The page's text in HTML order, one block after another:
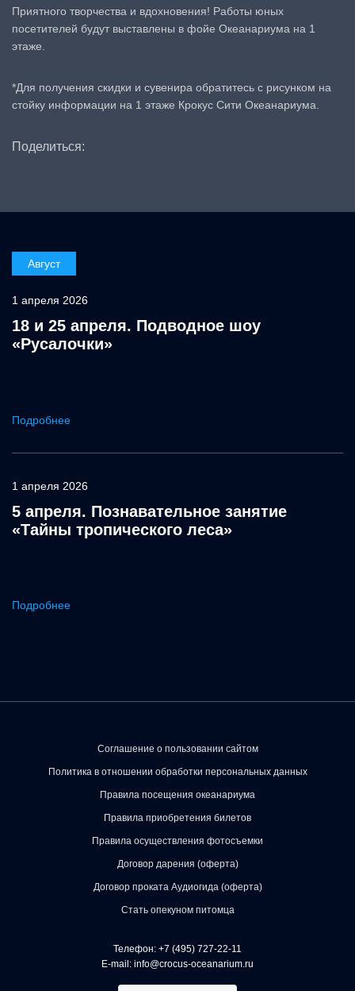
Приятного творчества и вдохновения! Работы юных
посетителей будут выставлены в фойе Океанариума на 1
этаже.
*Для получения скидки и сувенира обратитесь с рисунком на
стойку информации на 1 этаже Крокус Сити Океанариума.
Поделиться:
Август
1 апреля 2026
18 и 25 апреля. Подводное шоу
«Русалочки»
Подробнее
1 апреля 2026
5 апреля. Познавательное занятие
«Тайны тропического леса»
Подробнее
Соглашение о пользовании сайтом
Политика в отношении обработки персональных данных
Правила посещения океанариума
Правила приобретения билетов
Правила осуществления фотосъемки
Договор дарения (оферта)
Договор проката Аудиогида (оферта)
Стать опекуном питомца
Телефон: +7 (495) 727-22-11
E-mail: info@crocus-oceanarium.ru